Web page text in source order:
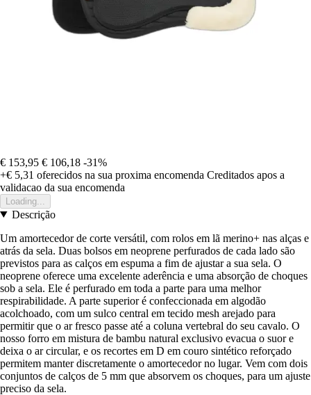
€ 153,95 € 106,18 -31%
+€ 5,31 oferecidos na sua proxima encomenda Creditados apos a
validacao da sua encomenda
Loading...
Descrição
Um amortecedor de corte versátil, com rolos em lã merino+ nas alças e
atrás da sela. Duas bolsos em neoprene perfurados de cada lado são
previstos para as calços em espuma a fim de ajustar a sua sela. O
neoprene oferece uma excelente aderência e uma absorção de choques
sob a sela. Ele é perfurado em toda a parte para uma melhor
respirabilidade. A parte superior é confeccionada em algodão
acolchoado, com um sulco central em tecido mesh arejado para
permitir que o ar fresco passe até a coluna vertebral do seu cavalo. O
nosso forro em mistura de bambu natural exclusivo evacua o suor e
deixa o ar circular, e os recortes em D em couro sintético reforçado
permitem manter discretamente o amortecedor no lugar. Vem com dois
conjuntos de calços de 5 mm que absorvem os choques, para um ajuste
preciso da sela.